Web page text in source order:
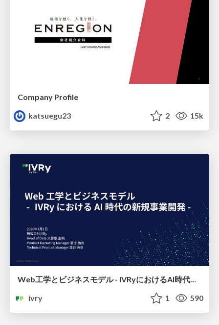
Company Profile
katsuegu23
2 15k
Web工学とビジネスモデル - IVRyにおけるAI時代の新規事業開発 -
ivry
1 590